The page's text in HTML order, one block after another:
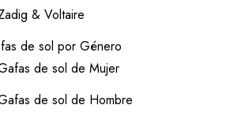
& Voltaire
de sol por Género
de sol de Mujer
de sol de Hombre